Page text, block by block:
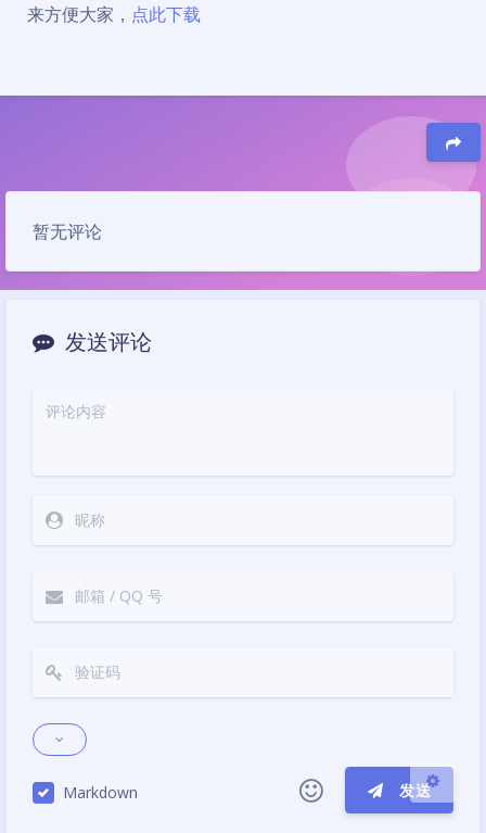
夜间模式
浅阴影 深阴影
来方便大家， 点此下载
豆
暂无评论
发送评论
Markdown 发送